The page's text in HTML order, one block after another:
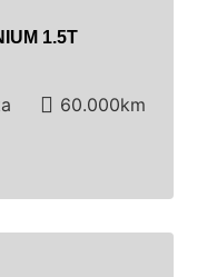
1.5T
60.000km